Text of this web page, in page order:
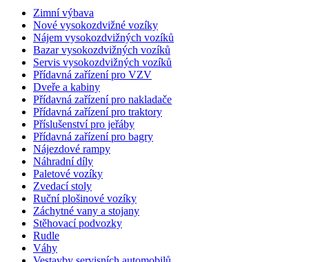
Zimní výbava
Nové vysokozdvižné vozíky
Nájem vysokozdvižných vozíků
Bazar vysokozdvižných vozíků
Servis vysokozdvižných vozíků
Přídavná zařízení pro VZV
Dveře a kabiny
Přídavná zařízení pro nakladače
Přídavná zařízení pro traktory
Příslušenství pro jeřáby
Přídavná zařízení pro bagry
Nájezdové rampy
Náhradní díly
Paletové vozíky
Zvedací stoly
Ruční plošinové vozíky
Záchytné vany a stojany
Stěhovací podvozky
Rudle
Váhy